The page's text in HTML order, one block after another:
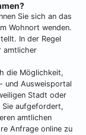
Sie sich an das
Wohnort wenden.
In der Regel
amtlicher
die Möglichkeit,
und Ausweisportal
Stadt oder
Sie aufgefordert,
amtlichen
Anfrage online zu